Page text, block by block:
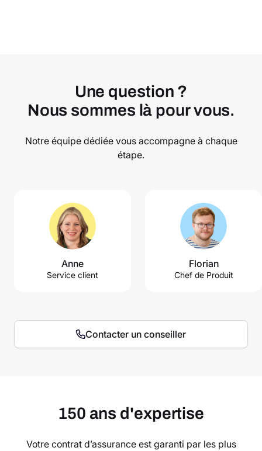
Une question ?
Nous sommes là pour vous.
Notre équipe dédiée vous accompagne à chaque
étape.
Anne
Service client
Florian
Chef de Produit
Contacter un conseiller
150 ans d'expertise
Votre contrat d’assurance est garanti par les plus